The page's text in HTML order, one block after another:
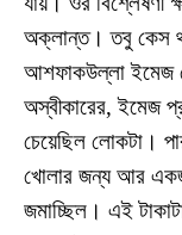
অক্লান্ত। তবু কেস
আশফাকউল্লা ইমেজ
অস্বীকারের, ইমেজ
চেয়েছিল লোকটা।
খোলার জন্য আর
জমাচ্ছিল। এই